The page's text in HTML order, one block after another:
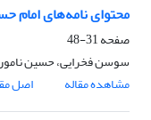
محتوای نامه‌های امام
صفحه31-48
سوسن فخرایی، حسین
مشاهده مقاله
اصل